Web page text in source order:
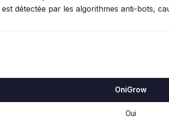
détectée par les algorithmes anti-bots,
OniGrow
Oui